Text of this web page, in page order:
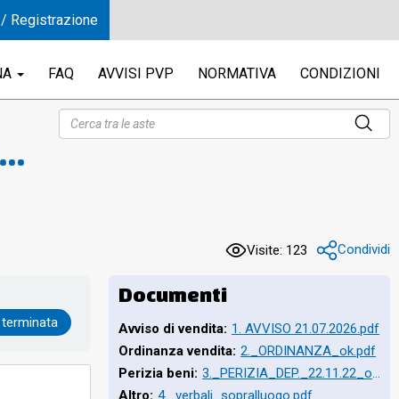
FAQ AVVISI PVP NORMATIVA CONDIZIONI
Visite: 123 Condividi
terminata
Documenti
Avviso di vendita: 1. AVVISO 21.07.2026.pdf
Ordinanza vendita: 2._ORDINANZA_ok.pdf
Perizia beni:
Altro: 4._verbali_sopralluogo.pdf
Registrazione